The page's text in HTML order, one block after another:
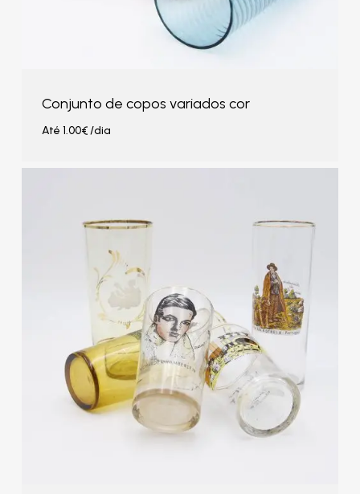
Conjunto de copos variados cor
Até 1.00€/dia